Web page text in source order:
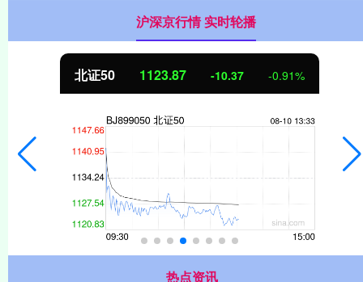
沪深京行情 实时轮播
北证50 1123.90 -10.34 -0.91%
热点资讯